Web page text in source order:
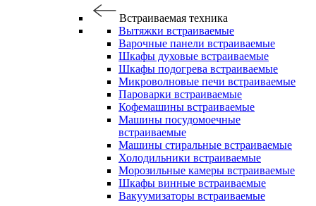
Встраиваемая техника
Вытяжки встраиваемые
Варочные панели встраиваемые
Шкафы духовые встраиваемые
Шкафы подогрева встраиваемые
Микроволновые печи встраиваемые
Пароварки встраиваемые
Кофемашины встраиваемые
Машины посудомоечные
встраиваемые
Машины стиральные встраиваемые
Холодильники встраиваемые
Морозильные камеры встраиваемые
Шкафы винные встраиваемые
Вакуумизаторы встраиваемые